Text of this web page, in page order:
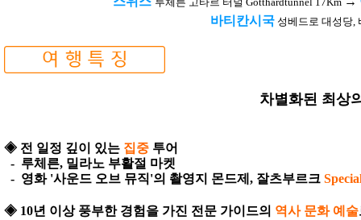
바티칸시국 성베드로 대성당,
차별화된 최상
◈ 전 일정 깊이 있는 집중 투어
- 루체른, 밀라노 부활절 마켓
- 영화 '사운드 오브 뮤직'의 촬영지 몬드제, 잘츠부르크
◈ 10년 이상 풍부한 경험을 가진 전문 가이드의 역사 문화 예술